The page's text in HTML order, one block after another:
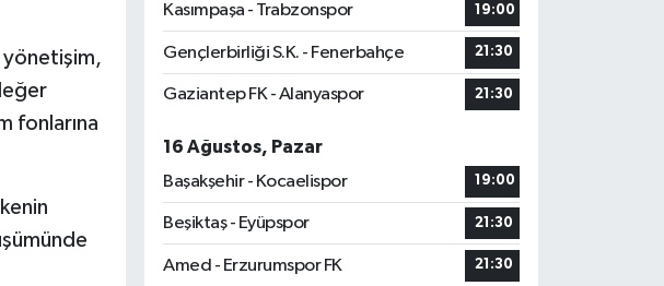
yönetişim,
fonlarına
Kasımpaşa - Trabzonspor 19:00
Gençlerbirliği S.K. - Fenerbahçe 21:30
Gaziantep FK - Alanyaspor 21:30
16 Ağustos, Pazar
Başakşehir - Kocaelispor
19:00
Beşiktaş - Eyüpspor 21:30
Amed - Erzurumspor FK 21:30